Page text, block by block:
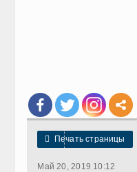
по
 Печать страницы
Май 20, 2019 10:12